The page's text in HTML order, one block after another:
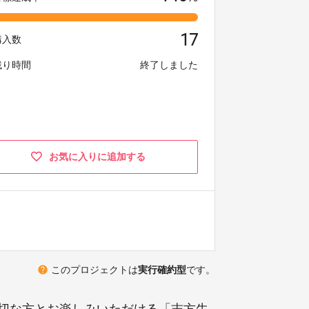
入数 17
時間 終了しました
お気に入りに追加する
help このプロジェクトは実行確約型です。